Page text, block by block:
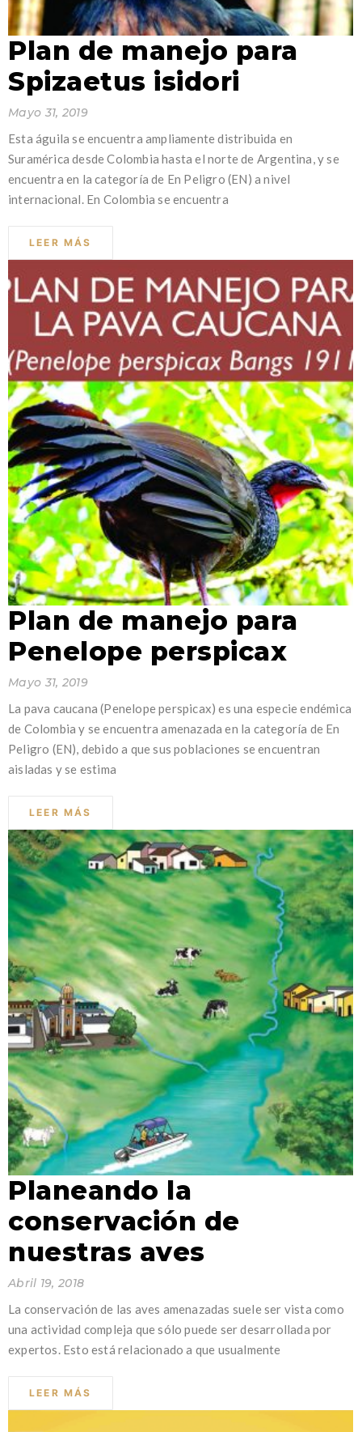
Plan de manejo para
Spizaetus isidori
Mayo 31, 2019
Esta águila se encuentra ampliamente distribuida en
Suramérica desde Colombia hasta el norte de Argentina, y se
encuentra en la categoría de En Peligro (EN) a nivel
internacional. En Colombia se encuentra
LEER MÁS
Plan de manejo para
Penelope perspicax
Mayo 31, 2019
La pava caucana (Penelope perspicax) es una especie endémica
de Colombia y se encuentra amenazada en la categoría de En
Peligro (EN), debido a que sus poblaciones se encuentran
aisladas y se estima
LEER MÁS
Planeando la
conservación de
nuestras aves
Abril 19, 2018
La conservación de las aves amenazadas suele ser vista como
una actividad compleja que sólo puede ser desarrollada por
expertos. Esto está relacionado a que usualmente
LEER MÁS